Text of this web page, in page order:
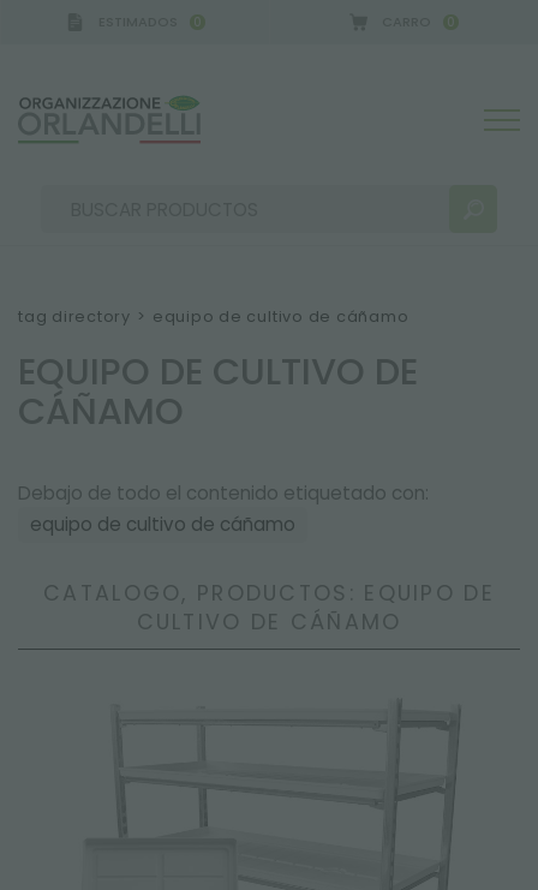
0 0
RESULTADOS DE LA BÚSQUEDA: Ordenar por:
MÁS RESULTADOS PARA USTED:
tag directory > equipo de cultivo de cáñamo
EQUIPO DE CULTIVO DE
CÁÑAMO
Debajo de todo el contenido etiquetado con:
equipo de cultivo de cáñamo
CATALOGO, PRODUCTOS: EQUIPO DE
CULTIVO DE CÁÑAMO